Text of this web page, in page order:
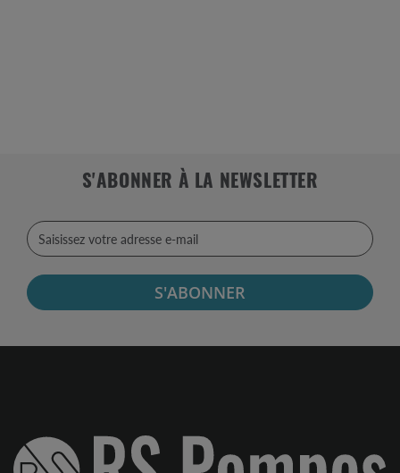
S'ABONNER À LA NEWSLETTER
S'ABONNER